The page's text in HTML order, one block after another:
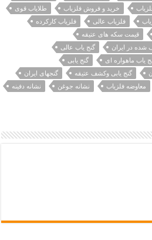
خرید و فروش فلزیاب
طلایاب قوی
فلزیاب عالی
فلزیاب کارکرده
قیمت سکه های عتیقه
شده در ایران
گنج یاب عالی
یاب ماهواره ای
گنج یابی
گنج یابی وکشف عتیقه
گنجهای ایران
معاوضه فلزیاب نشانه جوغن
نشانه دفینه